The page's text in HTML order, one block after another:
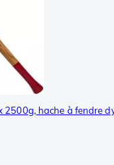
2500g, hache à fendre